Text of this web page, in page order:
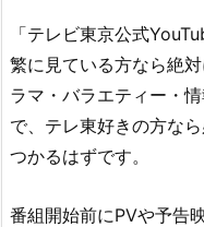
「テレビ東京公式
繁に見ている方なら絶
ラマ・バラエティー・
で、テレ東好きの方な
つかるはずです。
番組開始前にPVや予告